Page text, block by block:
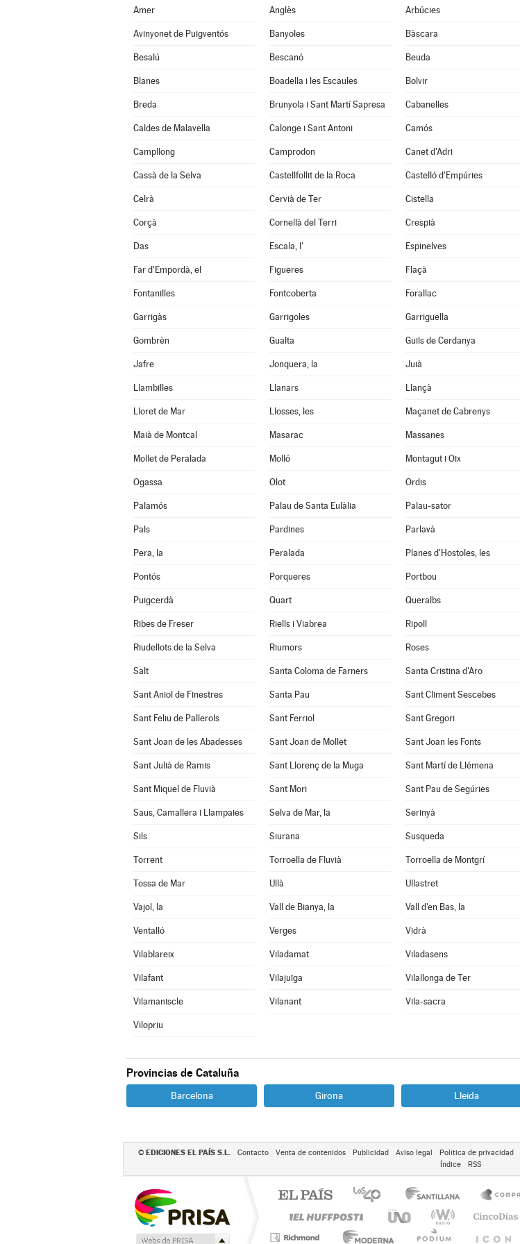
Amer Anglès Arbúcies
Avinyonet de Puigventós Banyoles Bàscara
Besalú Bescanó Beuda
Blanes Boadella i les Escaules Bolvir
Breda Brunyola i Sant Martí Sapresa Cabanelles
Caldes de Malavella Calonge i Sant Antoni Camós
Campllong Camprodon Canet d'Adri
Cassà de la Selva Castellfollit de la Roca Castelló d'Empúries
Celrà Cervià de Ter Cistella
Corçà Cornellà del Terri Crespià
Das Escala, l' Espinelves
Far d'Empordà, el Figueres Flaçà
Fontanilles Fontcoberta Forallac
Garrigàs Garrigoles Garriguella
Gombrèn Gualta Guils de Cerdanya
Jafre Jonquera, la Juià
Llambilles Llanars Llançà
Lloret de Mar Llosses, les Maçanet de Cabrenys
Maià de Montcal Masarac Massanes
Mollet de Peralada Molló Montagut i Oix
Ogassa Olot Ordis
Palamós Palau de Santa Eulàlia Palau-sator
Pals Pardines Parlavà
Pera, la Peralada Planes d'Hostoles, les
Pontós Porqueres Portbou
Puigcerdà Quart Queralbs
Ribes de Freser Riells i Viabrea Ripoll
Riudellots de la Selva Riumors Roses
Salt Santa Coloma de Farners Santa Cristina d'Aro
Sant Aniol de Finestres Santa Pau Sant Climent Sescebes
Sant Feliu de Pallerols Sant Ferriol Sant Gregori
Sant Joan de les Abadesses Sant Joan de Mollet Sant Joan les Fonts
Sant Julià de Ramis Sant Llorenç de la Muga Sant Martí de Llémena
Sant Miquel de Fluvià Sant Mori Sant Pau de Segúries
Saus, Camallera i Llampaies Selva de Mar, la Serinyà
Sils Siurana Susqueda
Torrent Torroella de Fluvià Torroella de Montgrí
Tossa de Mar Ullà Ullastret
Vajol, la Vall de Bianya, la Vall d'en Bas, la
Ventalló Verges Vidrà
Vilablareix Viladamat Viladasens
Vilafant Vilajuïga Vilallonga de Ter
Vilamaniscle Vilanant Vila-sacra
Vilopriu
Provincias de Cataluña
Barcelona Girona Lleida
© EDICIONES EL PAÍS S.L. Contacto Venta de contenidos Publicidad Aviso legal Política de privacidad
Índice
RSS